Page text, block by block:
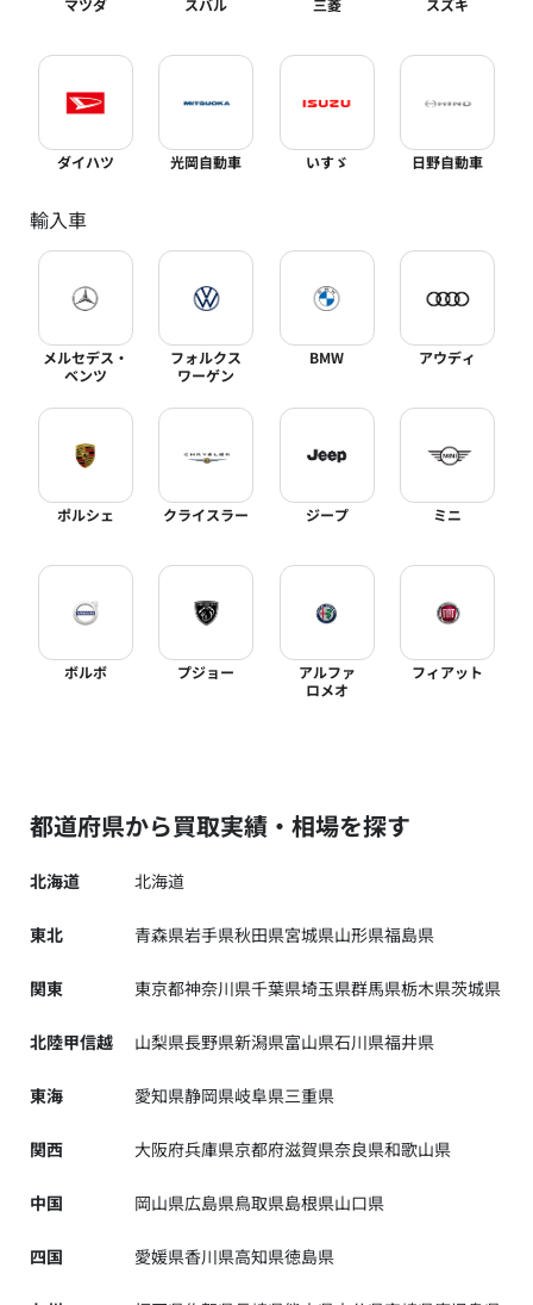
マツダ スバル 三菱 スズキ
ダイハツ 光岡自動車 いすゞ 日野自動車
輸入車
メルセデス・
ベンツ
フォルクス
ワーゲン
BMW アウディ
ポルシェ クライスラー ジープ ミニ
ボルボ プジョー
アルファ
ロメオ
フィアット
都道府県から買取実績・相場を探す
北海道 北海道
東北 青森県岩手県秋田県宮城県山形県福島県
関東 東京都神奈川県千葉県埼玉県群馬県栃木県茨城県
北陸甲信越 山梨県長野県新潟県富山県石川県福井県
東海 愛知県静岡県岐阜県三重県
関西 大阪府兵庫県京都府滋賀県奈良県和歌山県
中国 岡山県広島県鳥取県島根県山口県
四国 愛媛県香川県高知県徳島県